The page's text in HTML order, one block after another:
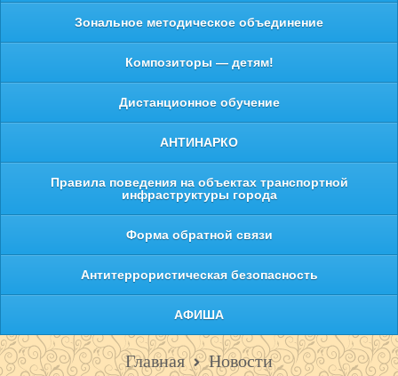
Зональное методическое объединение
Композиторы — детям!
Дистанционное обучение
АНТИНАРКО
Правила поведения на объектах транспортной
инфраструктуры города
Форма обратной связи
Антитеррористическая безопасность
АФИША
Главная Новости